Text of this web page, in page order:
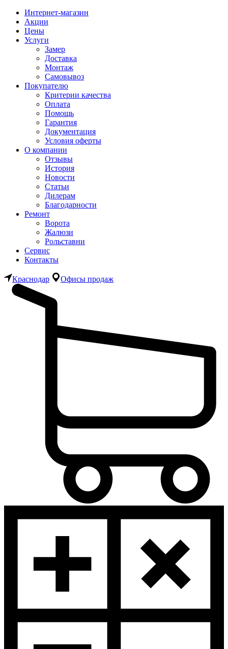
Интернет-магазин
Акции
Цены
Услуги
Замер
Доставка
Монтаж
Самовывоз
Покупателю
Критерии качества
Оплата
Помощь
Гарантия
Документация
Условия оферты
О компании
Отзывы
История
Новости
Статьи
Дилерам
Благодарности
Ремонт
Ворота
Жалюзи
Рольставни
Сервис
Контакты
Краснодар Офисы продаж